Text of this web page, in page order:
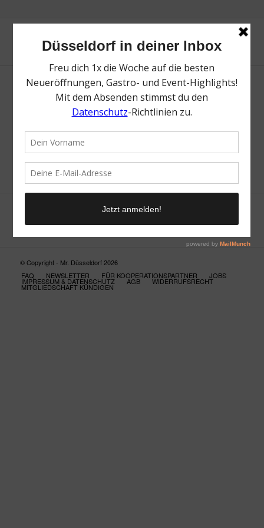
Neue Suche
Suchergebnis nicht zufriedenstellend? Versuche es mal mit
einem Wortteil oder einer anderen Schreibweise.
© Copyright - Mr. Düsseldorf 2026
FAQ
NEWSLETTER FÜR KOOPERATIONSPARTNER JOBS
IMPRESSUM & DATENSCHUTZ AGB WIDERRUFSRECHT
MITGLIEDSCHAFT KÜNDIGEN